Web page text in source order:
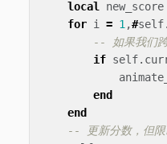
local
new_score
for i = 1 ,#self.
-- 如果我们跨
if self.
end
end
-- 更新分数，但限